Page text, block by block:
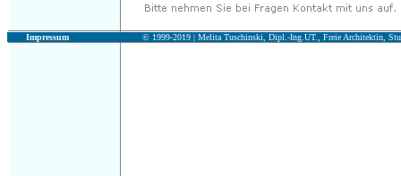
Impressum © 1999-2019 | Melita Tuschinski, Dipl.-Ing.UT., Freie Architektin,